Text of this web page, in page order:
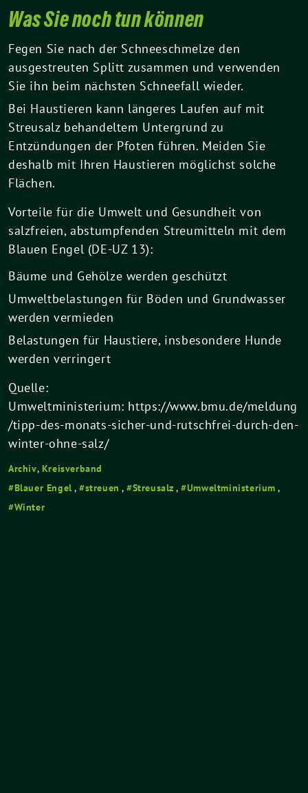
Was Sie noch tun können
Fegen Sie nach der Schneeschmelze den
ausgestreuten Splitt zusammen und verwenden
Sie ihn beim nächsten Schneefall wieder.
Bei Haustieren kann längeres Laufen auf mit
Streusalz behandeltem Untergrund zu
Entzündungen der Pfoten führen. Meiden Sie
deshalb mit Ihren Haustieren möglichst solche
Flächen.
Vorteile für die Umwelt und Gesundheit von
salzfreien, abstumpfenden Streumitteln mit dem
Blauen Engel (DE-UZ 13):
Bäume und Gehölze werden geschützt
Umweltbelastungen für Böden und Grundwasser
werden vermieden
Belastungen für Haustiere, insbesondere Hunde
werden verringert
Quelle:
Umweltministerium: https://www.bmu.de/meldung
/tipp-des-monats-sicher-und-rutschfrei-durch-den-
winter-ohne-salz/
Archiv, Kreisverband
Blauer Engel , streuen , Streusalz , Umweltministerium ,
Winter